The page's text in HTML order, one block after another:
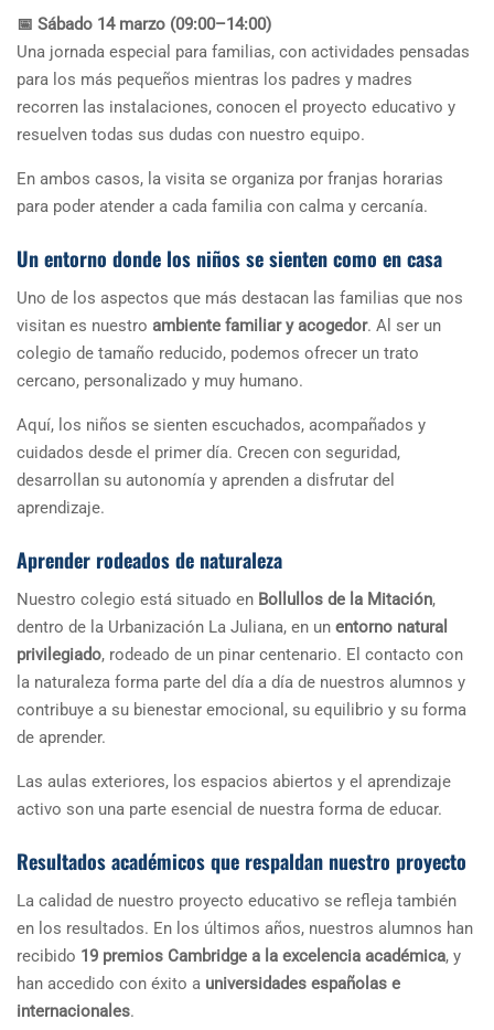
📅 Sábado 14 marzo (09:00–14:00)
Una jornada especial para familias, con actividades pensadas
para los más pequeños mientras los padres y madres
recorren las instalaciones, conocen el proyecto educativo y
resuelven todas sus dudas con nuestro equipo.
En ambos casos, la visita se organiza por franjas horarias
para poder atender a cada familia con calma y cercanía.
Un entorno donde los niños se sienten como en casa
Uno de los aspectos que más destacan las familias que nos
visitan es nuestro ambiente familiar y acogedor. Al ser un
colegio de tamaño reducido, podemos ofrecer un trato
cercano, personalizado y muy humano.
Aquí, los niños se sienten escuchados, acompañados y
cuidados desde el primer día. Crecen con seguridad,
desarrollan su autonomía y aprenden a disfrutar del
aprendizaje.
Aprender rodeados de naturaleza
Nuestro colegio está situado en Bollullos de la Mitación,
dentro de la Urbanización La Juliana, en un entorno natural
privilegiado, rodeado de un pinar centenario. El contacto con
la naturaleza forma parte del día a día de nuestros alumnos y
contribuye a su bienestar emocional, su equilibrio y su forma
de aprender.
Las aulas exteriores, los espacios abiertos y el aprendizaje
activo son una parte esencial de nuestra forma de educar.
Resultados académicos que respaldan nuestro proyecto
La calidad de nuestro proyecto educativo se refleja también
en los resultados. En los últimos años, nuestros alumnos han
recibido 19 premios Cambridge a la excelencia académica, y
han accedido con éxito a universidades españolas e
internacionales.